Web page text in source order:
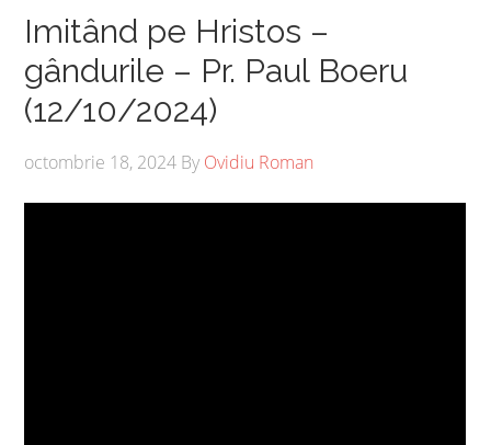
Imitând pe Hristos –
gândurile – Pr. Paul Boeru
(12/10/2024)
octombrie 18, 2024 By Ovidiu Roman